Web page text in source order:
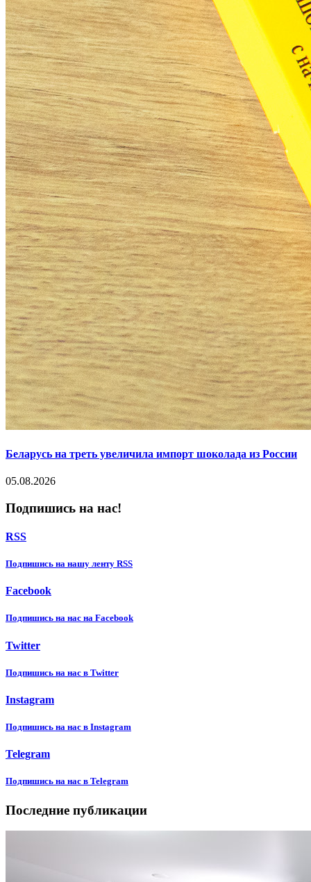
Беларусь на треть увеличила импорт шоколада из России
05.08.2026
Подпишись на нас!
RSS
Подпишиcь на нашу ленту RSS
Facebook
Подпишиcь на нас на Facebook
Twitter
Подпишиcь на нас в Twitter
Instagram
Подпишиcь на нас в Instagram
Telegram
Подпишиcь на нас в Telegram
Последние публикации